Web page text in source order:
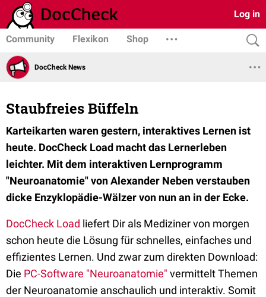
Log in
Community Flexikon Shop
DocCheck News
Staubfreies Büffeln
Karteikarten waren gestern, interaktives Lernen ist
heute. DocCheck Load macht das Lernerleben
leichter. Mit dem interaktiven Lernprogramm
"Neuroanatomie" von Alexander Neben verstauben
dicke Enzyklopädie-Wälzer von nun an in der Ecke.
DocCheck Load liefert Dir als Mediziner von morgen
schon heute die Lösung für schnelles, einfaches und
effizientes Lernen. Und zwar zum direkten Download:
Die PC-Software "Neuroanatomie" vermittelt Themen
der Neuroanatomie anschaulich und interaktiv. Somit